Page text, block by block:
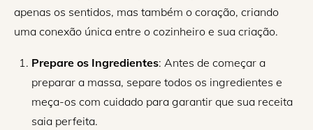
apenas os sentidos, mas também o coração, criando
uma conexão única entre o cozinheiro e sua criação.
Prepare os Ingredientes: Antes de começar a
preparar a massa, separe todos os ingredientes e
meça-os com cuidado para garantir que sua receita
saia perfeita.